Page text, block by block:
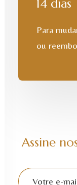
14 dias
Para
ou
Assine